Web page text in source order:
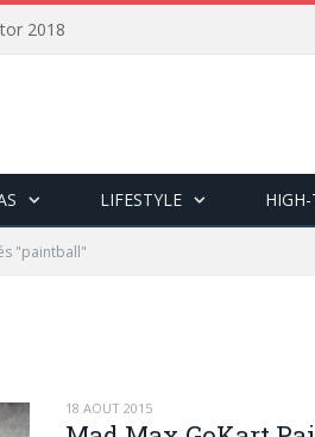
2018
LIFESTYLE HIGH-
"paintball"
18 AOÛT 2015